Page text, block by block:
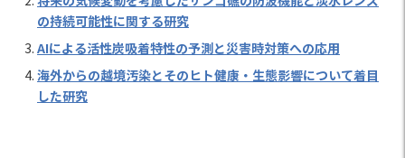
の持続可能性に関する研究
AIによる活性炭吸着特性の予測と災害時対策への応用
海外からの越境汚染とそのヒト健康・生態影響について着目
した研究